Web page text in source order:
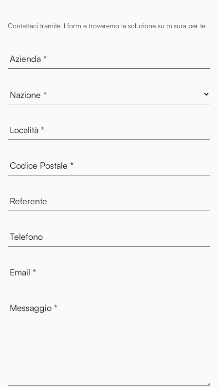
Contattaci tramite il form e troveremo la soluzione su misura per te